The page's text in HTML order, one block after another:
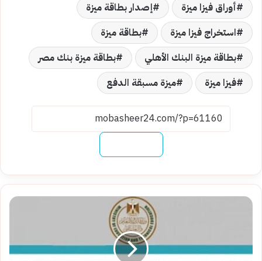
أوراق فيزا ميزة
إصدار بطاقة ميزة
استخراج فيزا ميزة
بطاقة ميزة
بطاقة ميزة البنك الأهلي
بطاقة ميزة بنك مصر
فيزا ميزة
ميزة مسبقة الدفع
إليك..
الطالب